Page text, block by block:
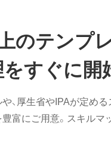
のテンプ
すぐに開
、厚生省やIPAが定め
富にご用意。スキルマ